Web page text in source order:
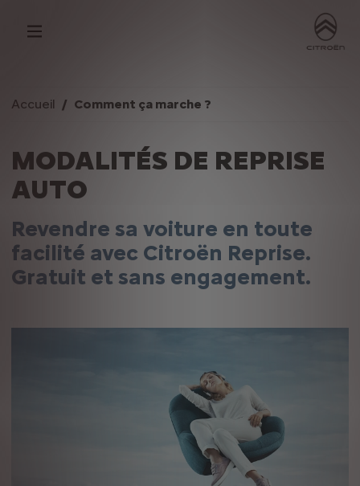
Accueil Comment ça marche ?
MODALITÉS DE REPRISE
AUTO
Revendre sa voiture en toute
facilité avec Citroën Reprise.
Gratuit et sans engagement.